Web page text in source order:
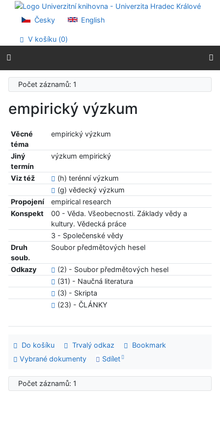
Přejít na obsah
Přejít na menu
Prohlášení o webové přístupnosti
Česky English
V košíku (0)
Počet záznamů: 1
empirický výzkum
Věcné
téma
empirický výzkum
Jiný
termín
výzkum empirický
Viz též
(h) terénní výzkum
(g) vědecký výzkum
Propojení
empirical research
Konspekt
00 - Věda. Všeobecnosti. Základy vědy a
kultury. Vědecká práce
3 - Společenské vědy
Druh
soub.
Soubor předmětových hesel
Odkazy
(2) - Soubor předmětových hesel
(31) - Naučná literatura
(3) - Skripta
(23) - ČLÁNKY
Do košíku Trvalý odkaz
Bookmark
Vybrané dokumenty
Sdílet
Počet záznamů: 1